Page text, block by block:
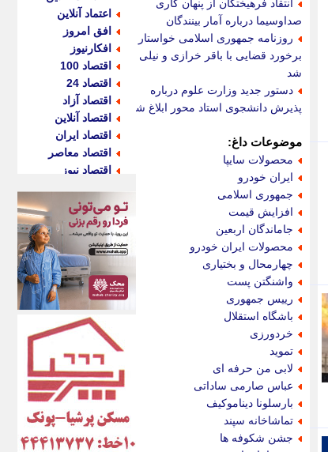
انتقاد فرهیختگان از پنهان کاری
صداوسیما درباره آمار بینندگان
روزنامه جمهوری اسلامی خواستار
برخورد قضایی با باقر خرازی و نیلی
شد
دستور جدید وزارت علوم درباره
پذیرش دانشجوی استاد محور ابلاغ شد
موضوعات داغ:
محصولات سایپا
ایران خودرو
جمهوری اسلامی
افزایش قیمت
جاماندگان اربعین
محصولات ایران خودرو
چهارمحال و بختیاری
واشنگتن پست
رییس جمهوری
باشگاه استقلال
خردورزی
تموید
لابی من حرفه ای
عباس صارمی ساداتی
بارسلونا دیناموکیف
تماشاخانه سپند
جشن شکوفه ها
اعتماد آنلاین
افق امروز
افکارنیوز
اقتصاد 100
اقتصاد 24
اقتصاد آزاد
اقتصاد آنلاین
اقتصاد ایران
اقتصاد معاصر
اقتصاد نیوز
اکوفارس
اکونگار
اکونیوز
الف
انتشار آنلاین
اندیشه قرن
اندیشه معاصر
اندیشه ها
انرژی پرس
ای استخدام
ایتنا
ایراف
ایران آرت
ایران آنلاین
ایران زندگی